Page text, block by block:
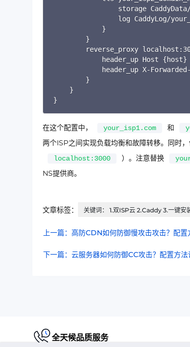
storage
log CaddyLog/
            }
        }
reverse_proxy
header_up Host {host}
header_up X-
        }
    }
}
在这个配置中， your_isp1.com 和
两个ISP之间实现负载均衡和故障转移。同时
localhost:3000 ）。注意替换
NS提供商。
文章标签： 关键词： 1.双ISP云 2.Caddy 3.一键
上一篇：高防CDN如何防御慢攻击攻击？配置
下一篇：云服务器如何防御CC攻击？配置方法
全天候品质服务